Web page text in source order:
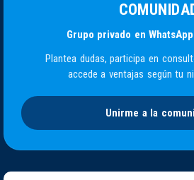
Grupo privado en
Plantea dudas, participa en
accede a ventajas según tu
Unirme a la